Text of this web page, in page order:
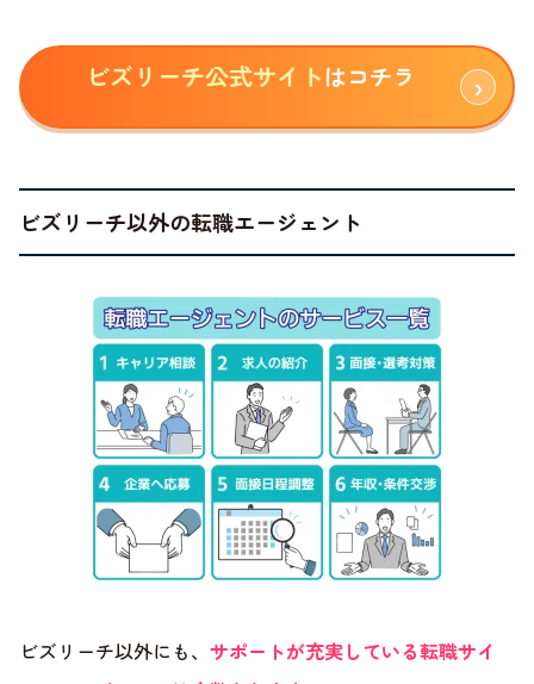
ビズリーチ公式サイトはコチラ
ビズリーチ以外の転職エージェント
ビズリーチ以外にも、 サポートが充実している転職サイ